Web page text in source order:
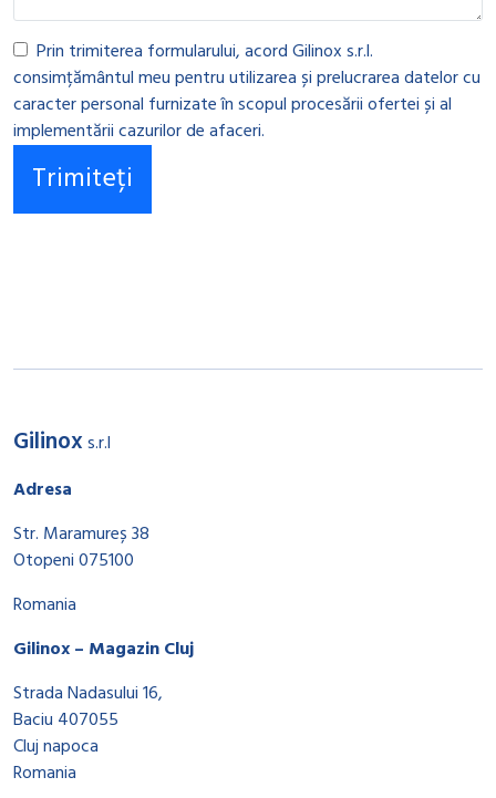
Prin trimiterea formularului, acord Gilinox s.r.l.
consimțământul meu pentru utilizarea și prelucrarea datelor cu
caracter personal furnizate în scopul procesării ofertei și al
implementării cazurilor de afaceri.
Gilinoxs.r.l
Adresa
Str. Maramureș 38
Otopeni 075100
Romania
Gilinox – Magazin Cluj
Strada Nadasului 16,
Baciu 407055
Cluj napoca
Romania